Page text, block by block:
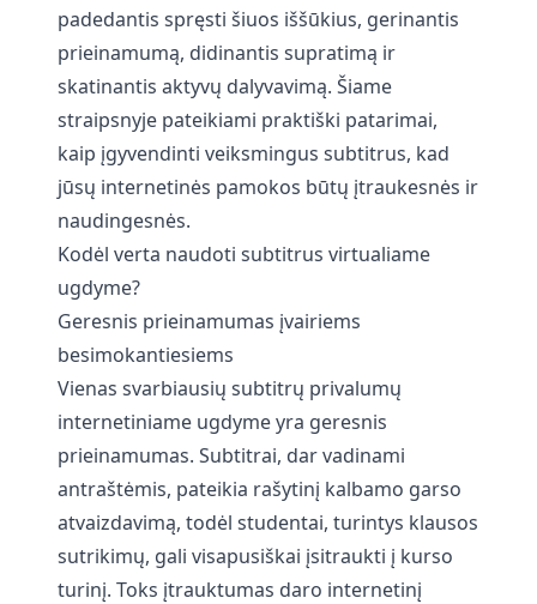
padedantis spręsti šiuos iššūkius, gerinantis
prieinamumą, didinantis supratimą ir
skatinantis aktyvų dalyvavimą. Šiame
straipsnyje pateikiami praktiški patarimai,
kaip įgyvendinti veiksmingus subtitrus, kad
jūsų internetinės pamokos būtų įtraukesnės ir
naudingesnės.
Kodėl verta naudoti subtitrus virtualiame
ugdyme?
Geresnis prieinamumas įvairiems
besimokantiesiems
Vienas svarbiausių subtitrų privalumų
internetiniame ugdyme yra geresnis
prieinamumas. Subtitrai, dar vadinami
antraštėmis, pateikia rašytinį kalbamo garso
atvaizdavimą, todėl studentai, turintys klausos
sutrikimų, gali visapusiškai įsitraukti į kurso
turinį. Toks įtrauktumas daro internetinį